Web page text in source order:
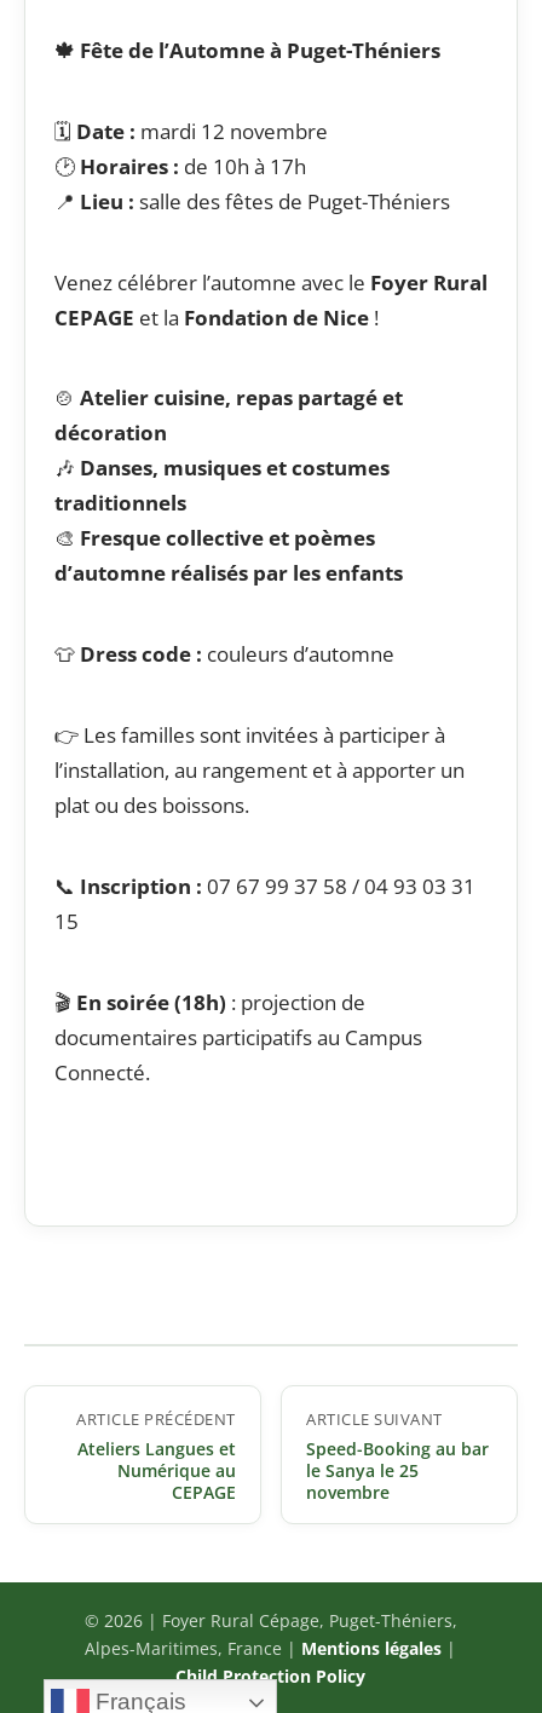
🍁 Fête de l’Automne à Puget-Théniers
🗓️ Date : mardi 12 novembre
🕑 Horaires : de 10h à 17h
📍 Lieu : salle des fêtes de Puget-Théniers
Venez célébrer l’automne avec le Foyer Rural
CEPAGE et la Fondation de Nice !
🍲 Atelier cuisine, repas partagé et
décoration
🎶 Danses, musiques et costumes
traditionnels
🎨 Fresque collective et poèmes
d’automne réalisés par les enfants
👕 Dress code : couleurs d’automne
👉 Les familles sont invitées à participer à
l’installation, au rangement et à apporter un
plat ou des boissons.
📞 Inscription : 07 67 99 37 58 / 04 93 03 31
15
🎬 En soirée (18h) : projection de
documentaires participatifs au Campus
Connecté.
Navigation
l’article
ARTICLE PRÉCÉDENT
Ateliers Langues et
Numérique au
CEPAGE
ARTICLE SUIVANT
Speed-Booking au bar
le Sanya le 25
novembre
© 2026 | Foyer Rural Cépage, Puget-Théniers,
Alpes-Maritimes, France | Mentions légales |
Child Protection Policy
Français